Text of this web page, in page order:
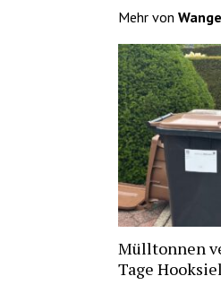
Mehr von
Mülltonnen
Tage